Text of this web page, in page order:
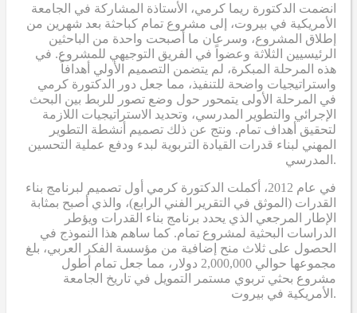
انضمت الدكتورة ريما كرمي، الأستاذة المشاركة في الجامعة
الأمريكية في بيروت، إلى مشروع تمام كباحثة بعد شهرين من
إطلاق المشروع، وسرعان ما أصبحت واحدة من الباحثين
الرئيسيين الثلاثة وعضواً في الفريق التوجيهي للمشروع. في
هذه المرحلة المبكرة، لم يتضمن التصميم الأولي أهدافاً
واستراتيجيات واضحة للتنفيذ، مما جعل دور الدكتورة كرمي
في المرحلة الأولى يتمحور حول وضع تصور للربط بين البحث
الإجرائي والتطوير المدرسي، وتحديد الاستراتيجيات اللازمة
لتحقيق أهداف تمام. ونتج عن ذلك تصميم أنشطة التطوير
المهني لبناء قدرات القيادة التربوية لبدء ودفع عملية التحسين
المدرسي.
في عام 2012، أكملت الدكتورة كرمي أول تصميم لبرنامج بناء
القدرات (الموثق في التقرير الفني الرابع)، والذي أصبح بمثابة
الإطار المرجعي الذي يحدد برنامج بناء القدرات ويؤطر
الدراسات البحثية لمشروع تمام. كما ساهم هذا النموذج في
الحصول على ثلاث منح إضافية من مؤسسة الفكر العربي، بلغ
مجموعها حوالي 2,000,000 دولار، مما جعل تمام أطول
مشروع بحثي تربوي مستمر التمويل في تاريخ الجامعة
الأمريكية في بيروت.